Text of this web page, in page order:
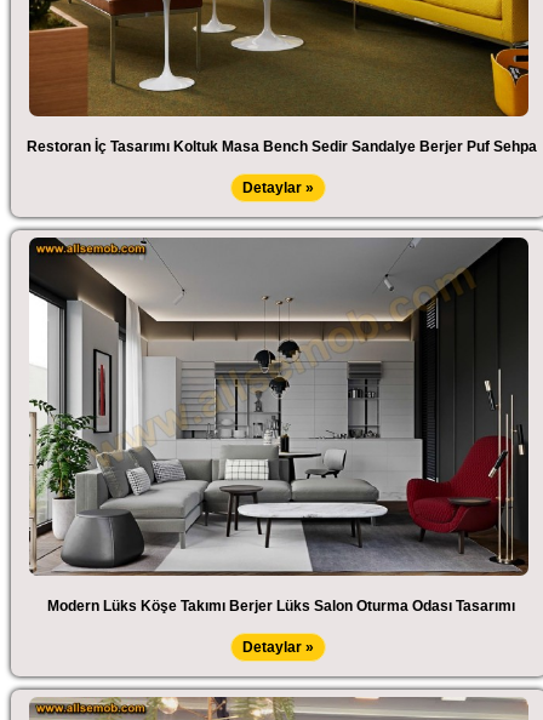
Restoran İç Tasarımı Koltuk Masa Bench Sedir Sandalye Berjer Puf Sehpa
Detaylar »
Modern Lüks Köşe Takımı Berjer Lüks Salon Oturma Odası Tasarımı
Detaylar »